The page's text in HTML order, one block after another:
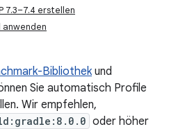
7.3–7.4 erstellen
Bibliothekund
Sie automatisch Profile
Wir empfehlen,
oder höher